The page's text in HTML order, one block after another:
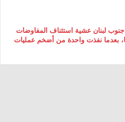
لبنان عشية استئناف المفاوضات
بعدما نفذت واحدة من أضخم عمليات